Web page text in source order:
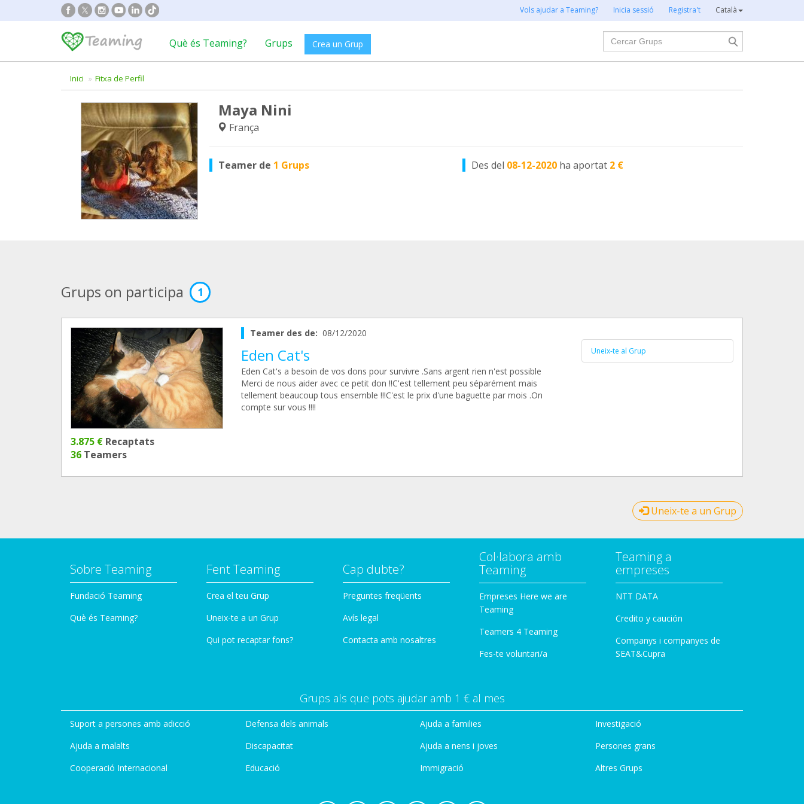
Vols ajudar a Teaming? Inicia sessió Registra't Català
Què és Teaming? Grups Crea un Grup
Cercar
Inici Fitxa de Perfil
Maya Nini
França
Teamer de 1 Grups Des del 08-12-2020 ha aportat 2 €
Grups on participa 1
3.875 € Recaptats
36 Teamers
Teamer des de: 08/12/2020
Eden Cat's
Eden Cat's a besoin de vos dons pour survivre .Sans argent rien n'est possible
Merci de nous aider avec ce petit don !!C'est tellement peu séparément mais
tellement beaucoup tous ensemble !!!C'est le prix d'une baguette par mois .On
compte sur vous !!!!
Uneix-te al Grup
Uneix-te a un Grup
Sobre Teaming
Fundació Teaming
Què és Teaming?
Fent Teaming
Crea el teu Grup
Uneix-te a un Grup
Qui pot recaptar fons?
Cap dubte?
Preguntes freqüents
Avís legal
Contacta amb nosaltres
Col·labora amb
Teaming
Empreses Here we are
Teaming
Teamers 4 Teaming
Fes-te voluntari/a
Teaming a
empreses
NTT DATA
Credito y caución
Companys i companyes de
SEAT&Cupra
Grups als que pots ajudar amb 1 € al mes
Suport a persones amb adicció
Ajuda a malalts
Cooperació Internacional
Defensa dels animals
Discapacitat
Educació
Ajuda a families
Ajuda a nens i joves
Immigració
Investigació
Persones grans
Altres Grups